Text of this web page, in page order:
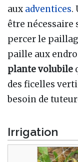
aux adventices.
être nécessaire
percer le
paille aux
plante volubile
des ficelles
besoin de
Irrigation